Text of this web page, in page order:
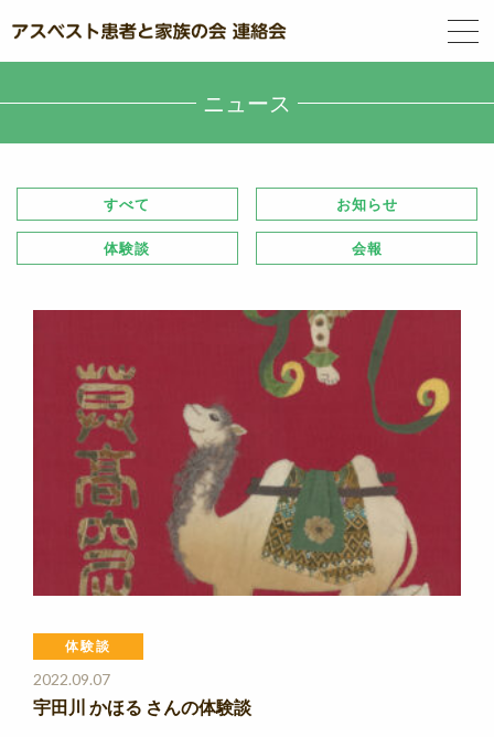
ニュース
すべて お知らせ
体験談 会報
体験談
2022.09.07
宇田川 かほる さんの体験談